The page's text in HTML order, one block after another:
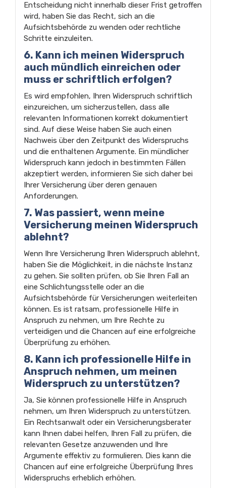
Entscheidung nicht innerhalb dieser Frist getroffen
wird, haben Sie das Recht, sich an die
Aufsichtsbehörde zu wenden oder rechtliche
Schritte einzuleiten.
6. Kann ich meinen Widerspruch
auch mündlich einreichen oder
muss er schriftlich erfolgen?
Es wird empfohlen, Ihren Widerspruch schriftlich
einzureichen, um sicherzustellen, dass alle
relevanten Informationen korrekt dokumentiert
sind. Auf diese Weise haben Sie auch einen
Nachweis über den Zeitpunkt des Widerspruchs
und die enthaltenen Argumente. Ein mündlicher
Widerspruch kann jedoch in bestimmten Fällen
akzeptiert werden, informieren Sie sich daher bei
Ihrer Versicherung über deren genauen
Anforderungen.
7. Was passiert, wenn meine
Versicherung meinen Widerspruch
ablehnt?
Wenn Ihre Versicherung Ihren Widerspruch ablehnt,
haben Sie die Möglichkeit, in die nächste Instanz
zu gehen. Sie sollten prüfen, ob Sie Ihren Fall an
eine Schlichtungsstelle oder an die
Aufsichtsbehörde für Versicherungen weiterleiten
können. Es ist ratsam, professionelle Hilfe in
Anspruch zu nehmen, um Ihre Rechte zu
verteidigen und die Chancen auf eine erfolgreiche
Überprüfung zu erhöhen.
8. Kann ich professionelle Hilfe in
Anspruch nehmen, um meinen
Widerspruch zu unterstützen?
Ja, Sie können professionelle Hilfe in Anspruch
nehmen, um Ihren Widerspruch zu unterstützen.
Ein Rechtsanwalt oder ein Versicherungsberater
kann Ihnen dabei helfen, Ihren Fall zu prüfen, die
relevanten Gesetze anzuwenden und Ihre
Argumente effektiv zu formulieren. Dies kann die
Chancen auf eine erfolgreiche Überprüfung Ihres
Widerspruchs erheblich erhöhen.